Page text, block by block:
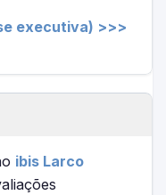
executiva) >>>
ibis Larco